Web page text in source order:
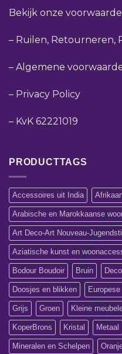
Bekijk onze
– Ruilen, Retourneren,
– Algemene
– Privacy Policy
– KvK 62221019
PRODUCTTAGS
Accessoires uit India
Arabische en Marokkaanse
Art Deco-Art Nouveau-Jugendstil
Aziatische kunst en
Bodour Boudoir Bruin
Doosjes en blikken
Grijs Groen Kleine
KoperBrons Kristal Metaal
Mineralen en Schelpen